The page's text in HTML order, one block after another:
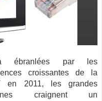
ébranlées par les
croissantes de la
en 2011, les grandes
craignent un